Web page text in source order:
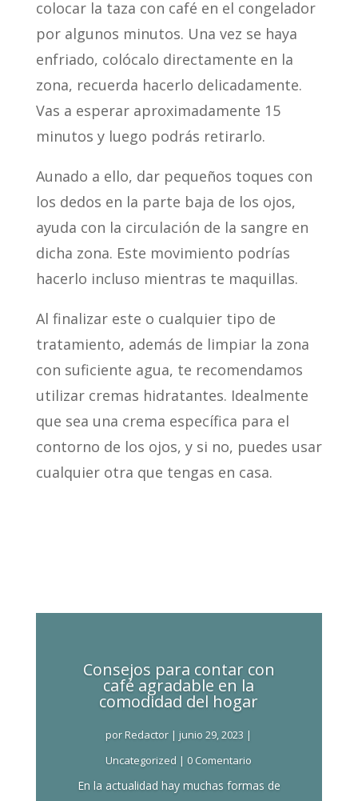
colocar la taza con café en el congelador
por algunos minutos. Una vez se haya
enfriado, colócalo directamente en la
zona, recuerda hacerlo delicadamente.
Vas a esperar aproximadamente 15
minutos y luego podrás retirarlo.
Aunado a ello, dar pequeños toques con
los dedos en la parte baja de los ojos,
ayuda con la circulación de la sangre en
dicha zona. Este movimiento podrías
hacerlo incluso mientras te maquillas.
Al finalizar este o cualquier tipo de
tratamiento, además de limpiar la zona
con suficiente agua, te recomendamos
utilizar cremas hidratantes. Idealmente
que sea una crema específica para el
contorno de los ojos, y si no, puedes usar
cualquier otra que tengas en casa.
Consejos para contar con
café agradable en la
comodidad del hogar
por Redactor |junio 29, 2023 |
Uncategorized | 0 Comentario
En la actualidad hay muchas formas de